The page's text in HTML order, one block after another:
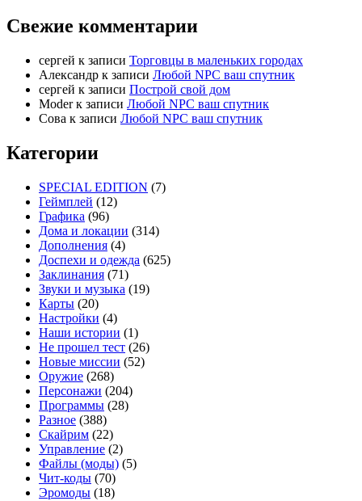
Свежие комментарии
cергей к записи Торговцы в маленьких городах
Александр к записи Любой NPC ваш спутник
cергей к записи Построй свой дом
Moderк записи Любой NPC ваш спутник
Сова к записи Любой NPC ваш спутник
Категории
SPECIAL EDITION (7)
Геймплей (12)
Графика (96)
Дома и локации (314)
Дополнения (4)
Доспехи и одежда (625)
Заклинания (71)
Звуки и музыка (19)
Карты (20)
Настройки (4)
Наши истории (1)
Не прошел тест (26)
Новые миссии (52)
Оружие (268)
Персонажи (204)
Программы (28)
Разное (388)
Скайрим (22)
Управление (2)
Файлы (моды) (5)
Чит-коды (70)
Эромоды (18)